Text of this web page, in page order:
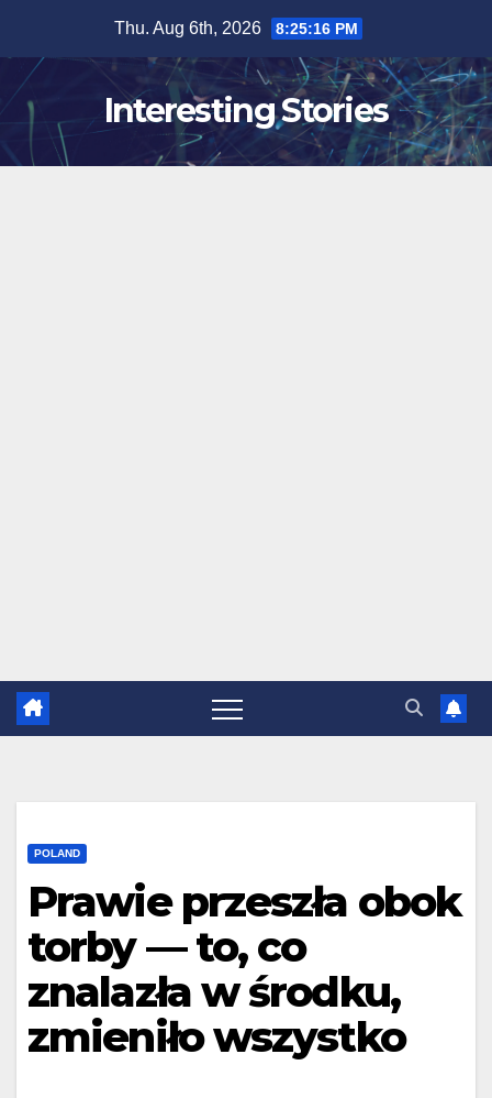
content
Thu. Aug 6th, 2026 8:25:17 PM
Interesting Stories
POLAND
Prawie przeszła obok
torby — to, co
znalazła w środku,
zmieniło wszystko